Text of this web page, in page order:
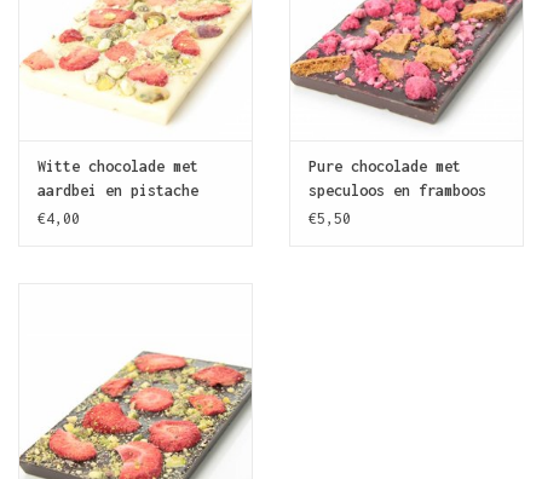
Witte chocolade met
aardbei en pistache
€4,00
Pure chocolade met
speculoos en framboos
€5,50